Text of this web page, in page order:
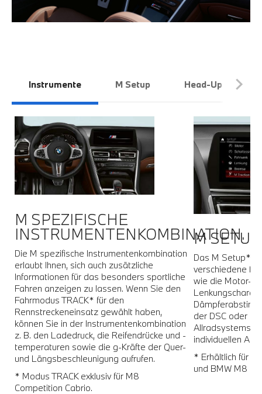
Instrumente M Setup Head-Up Display
M SPEZIFISCHE
INSTRUMENTENKOMBINATION.
Die M spezifische Instrumentenkombination
erlaubt Ihnen, sich auch zusätzliche
Informationen für das besonders sportliche
Fahren anzeigen zu lassen. Wenn Sie den
Fahrmodus TRACK* für den
Rennstreckeneinsatz gewählt haben,
können Sie in der Instrumentenkombination
z. B. den Ladedruck, die Reifendrücke und -
temperaturen sowie die g-Kräfte der Quer-
und Längsbeschleunigung aufrufen.
* Modus TRACK exklusiv für M8
Competition Cabrio.
M SETUP.
Das M Setup*
verschiedene
wie die Motor-,
der DSC oder
Allradsystems M
individuellen
* Erhältlich für
und BMW M8